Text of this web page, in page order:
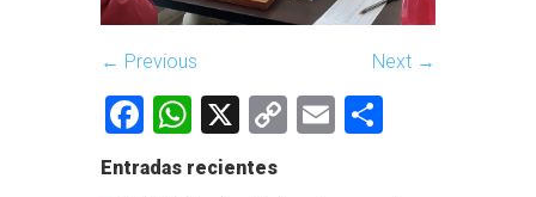
← Previous Next →
Facebook
WhatsApp
X
CopyEmail
Entradas recientes